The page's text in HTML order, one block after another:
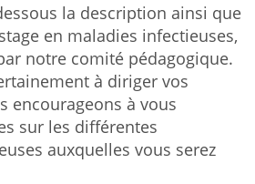
la description ainsi que
en maladies infectieuses,
notre comité pédagogique.
à diriger vos
encourageons à vous
sur les différentes
auxquelles vous serez